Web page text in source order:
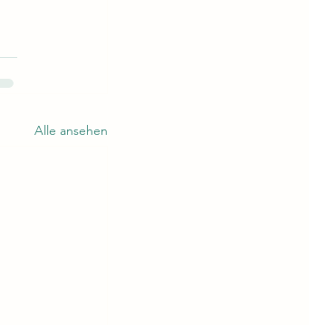
Alle ansehen